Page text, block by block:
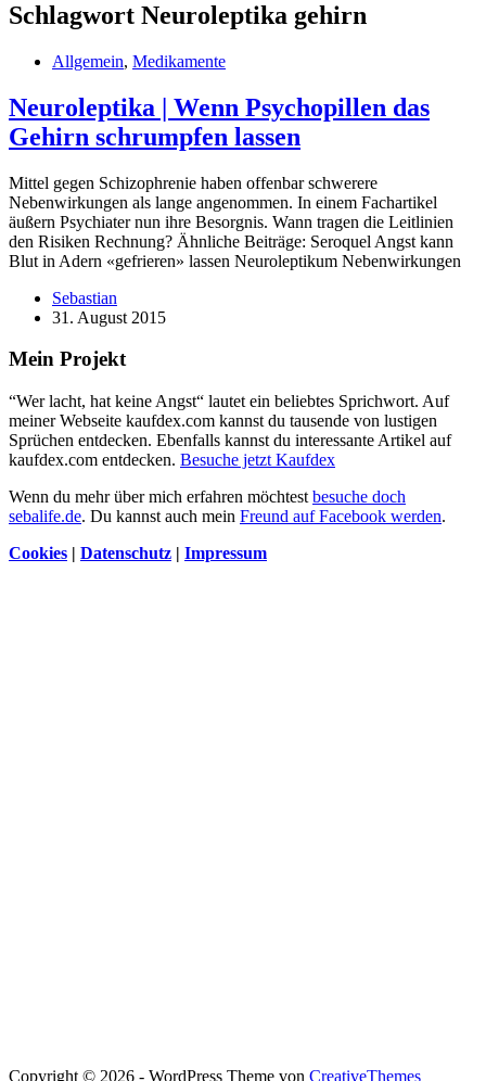
Schlagwort Neuroleptika gehirn
Allgemein, Medikamente
Neuroleptika | Wenn Psychopillen das
Gehirn schrumpfen lassen
Mittel gegen Schizophrenie haben offenbar schwerere
Nebenwirkungen als lange angenommen. In einem Fachartikel
äußern Psychiater nun ihre Besorgnis. Wann tragen die Leitlinien
den Risiken Rechnung? Ähnliche Beiträge: Seroquel Angst kann
Blut in Adern «gefrieren» lassen Neuroleptikum Nebenwirkungen
Sebastian
31. August 2015
Mein Projekt
“Wer lacht, hat keine Angst“ lautet ein beliebtes Sprichwort. Auf
meiner Webseite kaufdex.com kannst du tausende von lustigen
Sprüchen entdecken. Ebenfalls kannst du interessante Artikel auf
kaufdex.com entdecken. Besuche jetzt Kaufdex
Wenn du mehr über mich erfahren möchtest besuche doch
sebalife.de. Du kannst auch mein Freund auf Facebook werden.
Cookies | Datenschutz | Impressum
Copyright © 2026 - WordPress Theme von CreativeThemes